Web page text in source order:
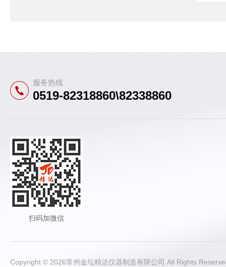
服务热线
0519-82318860\82338860
扫码加微信
Copyright © 2026常州金坛精达仪器制造有限公司 All Rights